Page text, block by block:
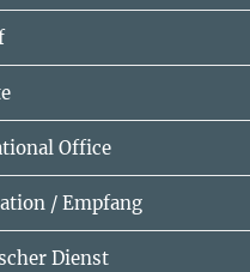
Office
/ Empfang
Dienst